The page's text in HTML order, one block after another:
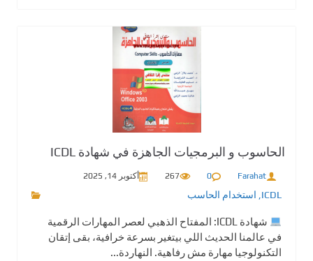
الحاسوب و البرمجيات الجاهزة في شهادة ICDL
Farahat
0
267 أكتوبر 14, 2025
ICDL استخدام الحاسب
شهادة ICDL: المفتاح الذهبي لعصر المهارات الرقمية
في عالمنا الحديث اللي بيتغير بسرعة خرافية، بقى إتقان
التكنولوجيا مهارة مش رفاهية. النهاردة...